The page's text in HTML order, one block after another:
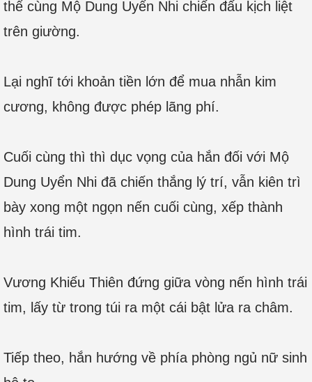
thể cùng Mộ Dung Uyển Nhi chiến đấu kịch liệt
trên giường.
Lại nghĩ tới khoản tiền lớn để mua nhẫn kim
cương, không được phép lãng phí.
Cuối cùng thì thì dục vọng của hắn đối với Mộ
Dung Uyển Nhi đã chiến thắng lý trí, vẫn kiên trì
bày xong một ngọn nến cuối cùng, xếp thành
hình trái tim.
Vương Khiếu Thiên đứng giữa vòng nến hình trái
tim, lấy từ trong túi ra một cái bật lửa ra châm.
Tiếp theo, hắn hướng về phía phòng ngủ nữ sinh